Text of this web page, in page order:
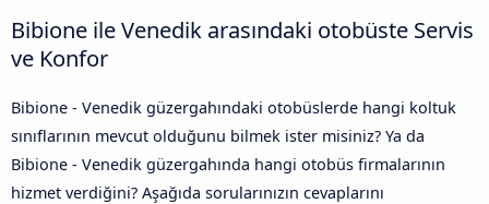
Bibione ile Venedik arasındaki otobüste Servis
ve Konfor
Bibione - Venedik güzergahındaki otobüslerde hangi koltuk
sınıflarının mevcut olduğunu bilmek ister misiniz? Ya da
Bibione - Venedik güzergahında hangi otobüs firmalarının
hizmet verdiğini? Aşağıda sorularınızın cevaplarını